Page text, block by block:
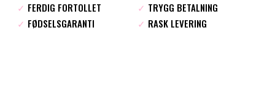
✓ FERDIG FORTOLLET ✓ TRYGG BETALNING
✓ FØDSELSGARANTI ✓ RASK LEVERING